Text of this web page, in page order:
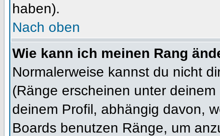
haben).
Nach oben
Wie kann ich meinen Rang
Normalerweise kannst du nicht
(Ränge erscheinen unter
deinem Profil, abhängig davon,
Boards benutzen Ränge, um